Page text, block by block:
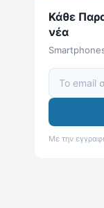
Κάθε
νέα
Με την